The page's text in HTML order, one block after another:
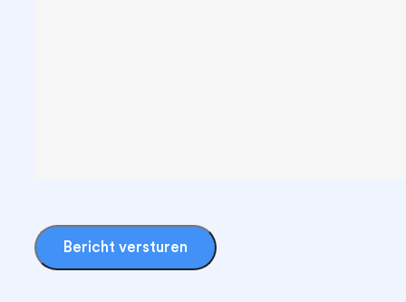
Bericht versturen